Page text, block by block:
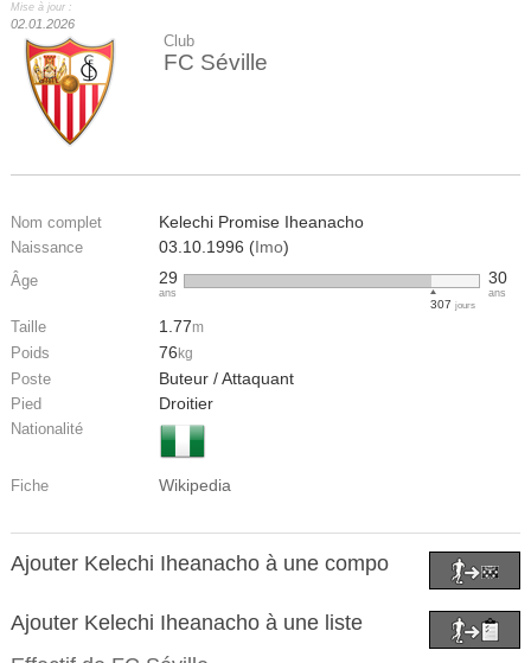
Mise à jour :
02.01.2026
Club
FC Séville
Nom complet Kelechi Promise Iheanacho
Naissance 03.10.1996 (Imo)
Âge 29
ans
307 jours
30
ans
Taille 1.77m
Poids 76 kg
Poste Buteur / Attaquant
Pied Droitier
Nationalité
Fiche Wikipedia
Ajouter Kelechi Iheanacho à une compo
Ajouter Kelechi Iheanacho à une liste